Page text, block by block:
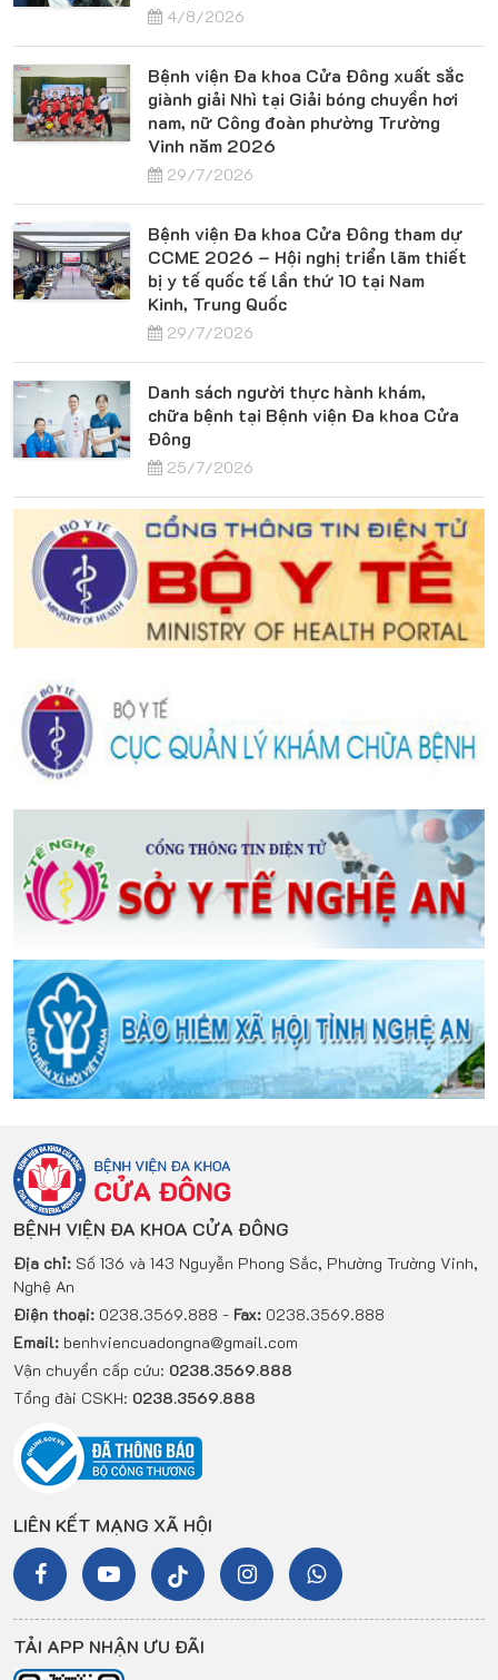
4/8/2026
Bệnh viện Đa khoa Cửa Đông xuất sắc
giành giải Nhì tại Giải bóng chuyền hơi
nam, nữ Công đoàn phường Trường
Vinh năm 2026
29/7/2026
Bệnh viện Đa khoa Cửa Đông tham dự
CCME 2026 – Hội nghị triển lãm thiết
bị y tế quốc tế lần thứ 10 tại Nam
Kinh, Trung Quốc
29/7/2026
Danh sách người thực hành khám,
chữa bệnh tại Bệnh viện Đa khoa Cửa
Đông
25/7/2026
BỆNH VIỆN ĐA KHOA CỬA ĐÔNG
Địa chỉ: Số 136 và 143 Nguyễn Phong Sắc, Phường Trường Vinh,
Nghệ An
Điện thoại: 0238.3569.888 - Fax: 0238.3569.888
Email: benhviencuadongna@gmail.com
Vận chuyển cấp cứu: 0238.3569.888
Tổng đài CSKH: 0238.3569.888
LIÊN KẾT MẠNG XÃ HỘI
TẢI APP NHẬN ƯU ĐÃI